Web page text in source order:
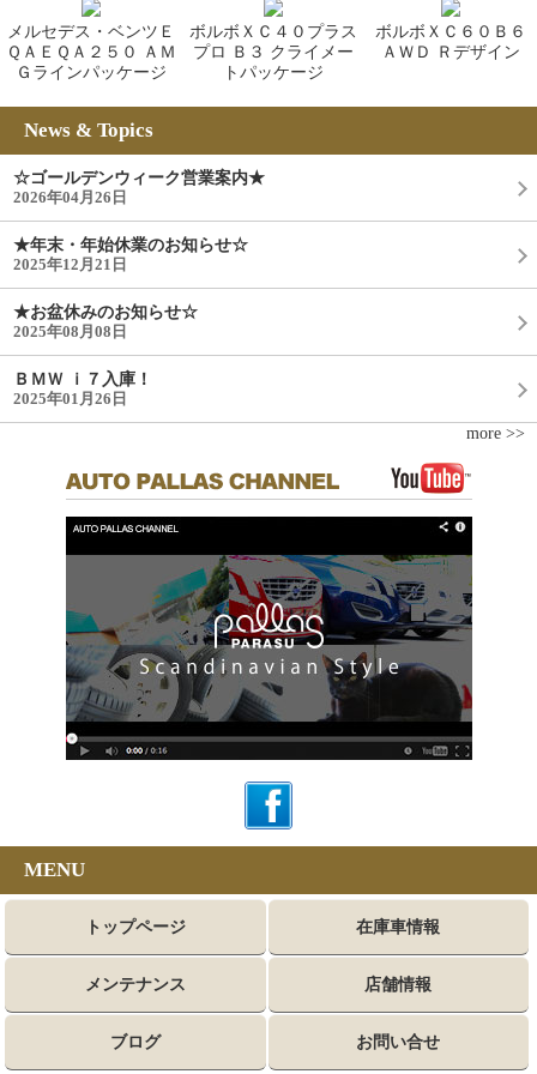
メルセデス・ベンツＥ
ＱＡＥＱＡ２５０ ＡＭ
Ｇラインパッケージ
ボルボＸＣ４０プラス
プロ Ｂ３ クライメー
トパッケージ
ボルボＸＣ６０Ｂ６
ＡＷＤ Ｒデザイン
News & Topics
☆ゴールデンウィーク営業案内★
2026年04月26日
★年末・年始休業のお知らせ☆
2025年12月21日
★お盆休みのお知らせ☆
2025年08月08日
ＢＭＷ ｉ７入庫！
2025年01月26日
more >>
MENU
トップページ 在庫車情報
メンテナンス 店舗情報
ブログ お問い合せ